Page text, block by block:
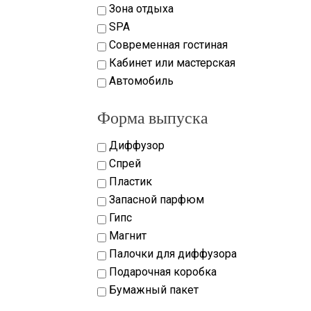
Зона отдыха
SPA
Современная гостиная
Кабинет или мастерская
Автомобиль
Форма выпуска
Диффузор
Спрей
Пластик
Запасной парфюм
Гипс
Магнит
Палочки для диффузора
Подарочная коробка
Бумажный пакет